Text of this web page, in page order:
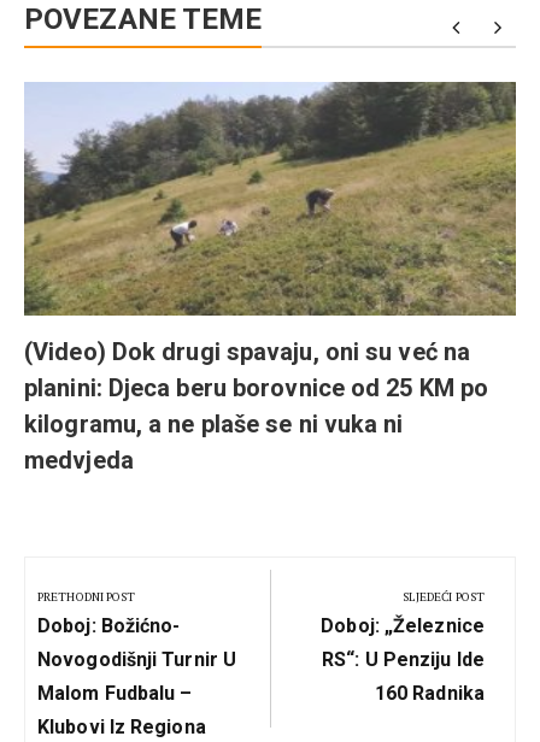
POVEZANE TEME
(Video) Dok drugi spavaju, oni su već na
planini: Djeca beru borovnice od 25 KM po
kilogramu, a ne plaše se ni vuka ni
medvjeda
članka
PRETHODNI POST
Previous
Post:
Doboj: Božićno-
Novogodišnji Turnir U
Malom Fudbalu –
Klubovi Iz Regiona
SLJEDEĆI POST
Next
Post:
Doboj: „Železnice
RS“: U Penziju Ide
160 Radnika